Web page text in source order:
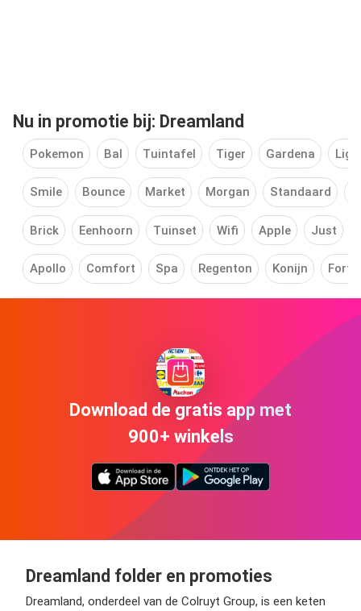
Nu in promotie bij: Dreamland
Pokemon Bal Tuintafel Tiger Gardena
Smile Bounce Market Morgan Standaard
Brick Eenhoorn Tuinset Wifi Apple Just
Apollo Comfort Spa Regenton Konijn
Download de gratis app met
900+ winkels
Dreamland folder en promoties
Dreamland, onderdeel van de Colruyt Group, is een keten